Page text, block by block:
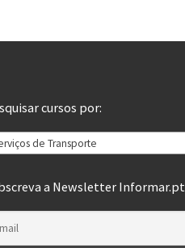
cursos por:
de Transporte
a Newsletter Informar.pt